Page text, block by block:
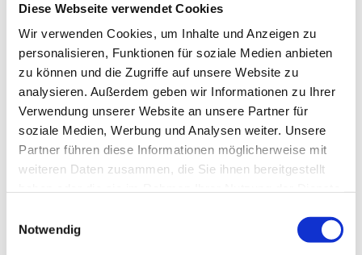
Diese Webseite verwendet Cookies
Wir verwenden Cookies, um Inhalte und Anzeigen zu
personalisieren, Funktionen für soziale Medien anbieten
zu können und die Zugriffe auf unsere Website zu
analysieren. Außerdem geben wir Informationen zu Ihrer
Verwendung unserer Website an unsere Partner für
soziale Medien, Werbung und Analysen weiter. Unsere
Partner führen diese Informationen möglicherweise mit
weiteren Daten zusammen, die Sie ihnen bereitgestellt
Notwendig
eine angemessene Einlern- bzw.
Einarbeitungsphase mit sowie
Produkt- und Montageschulungen
ein unbefristetes Arbeitsverhältnis
mit leistungsorientierter Bezahlung
sowie ein 13. Gehalt
Über uns:
Wir sind ein junges, innovatives
Unternehmen, dass sich auf den Bereich
Planung und Montage von Wintergärten,
Glashäusern, Fensterelemente,
sowie die Schweiz – die Montage ist